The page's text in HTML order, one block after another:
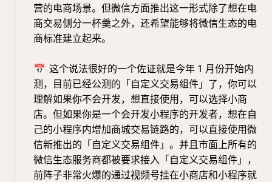
营的电商场景。但微信方面推出这一形式除了想在电
商交易侧分一杯羹之外，还希望能够将微信生态的电
商标准建立起来。
📅 这个说法很好的一个佐证就是今年 1 月份开始内
测，目前已经公测的「自定义交易组件」了，你可以
理解如果你不会开发，想直接使用，可以选择小商
店。但如果你是一个会开发小程序的开发者，想在自
己的小程序内增加商城交易链路的，可以直接使用微
信新推出的「自定义交易组件」。并且市面上所有的
微信生态服务商都被要求接入「自定义交易组件」，
前阵子非常火爆的通过视频号挂在小商店和小程序就